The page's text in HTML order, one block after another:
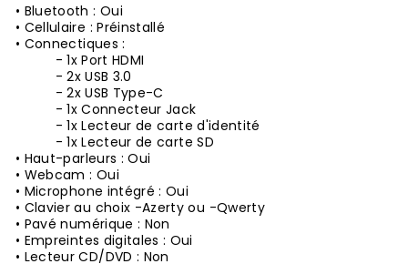
• Bluetooth : Oui
• Cellulaire : Préinstallé
• Connectiques :
- 1x Port HDMI
- 2x USB 3.0
- 2x USB Type-C
- 1x Connecteur Jack
- 1x Lecteur de carte d'identité
- 1x Lecteur de carte SD
• Haut-parleurs : Oui
• Webcam : Oui
• Microphone intégré : Oui
• Clavier au choix -Azerty ou -Qwerty
• Pavé numérique : Non
• Empreintes digitales : Oui
• Lecteur CD/DVD : Non